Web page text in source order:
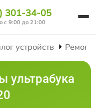
301-34-05
с 9:00 до 21:00
устройств Ремонт
ультрабука